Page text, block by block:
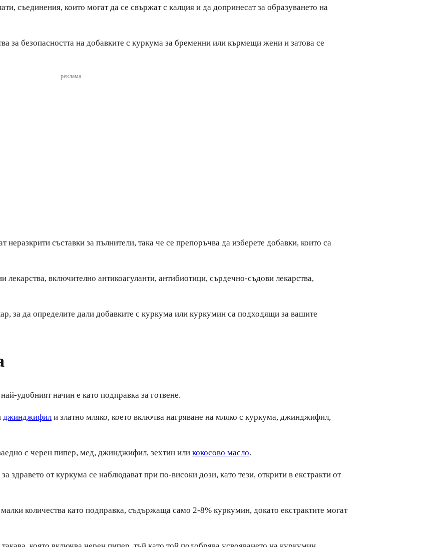
съединения, които могат да се свържат с калция и да допринесат за образуването на
за безопасността на добавките с куркума за бременни или кърмещи жени и затова се
реклама
съставки за пълнители, така че се препоръчва да изберете добавки, които са
включително антикоагуланти, антибиотици, сърдечно-съдови лекарства,
за да определите дали добавките с куркума или куркумин са подходящи за вашите
удобният начин е като подправка за готвене.
джинджифил и златно мляко, което включва нагряване на мляко с куркума, джинджифил,
с черен пипер, мед, джинджифил, зехтин или кокосово масло.
здравето от куркума се наблюдават при по-високи дози, като тези, открити в екстракти от
количества като подправка, съдържаща само 2-8% куркумин, докато екстрактите могат